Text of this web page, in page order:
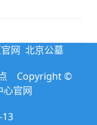
网 北京公墓
点 Copyright ©
心官网
13